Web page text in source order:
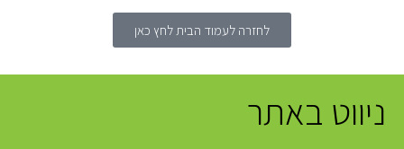
לחזרה לעמוד הבית לחץ כאן
ניווט באתר